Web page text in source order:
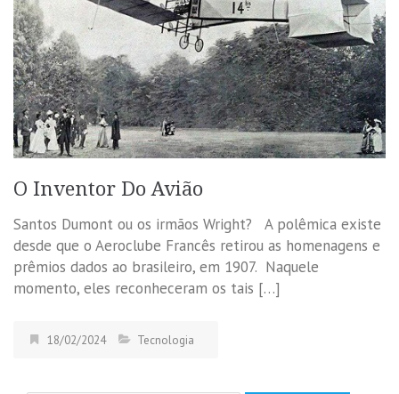
O Inventor Do Avião
Santos Dumont ou os irmãos Wright? A polêmica existe
desde que o Aeroclube Francês retirou as homenagens e
prêmios dados ao brasileiro, em 1907. Naquele
momento, eles reconheceram os tais […]
18/02/2024 Tecnologia